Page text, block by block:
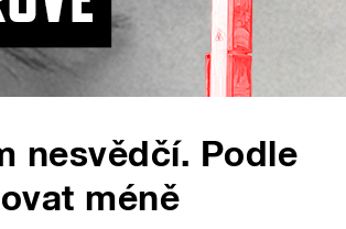
nesvědčí. Podle
méně